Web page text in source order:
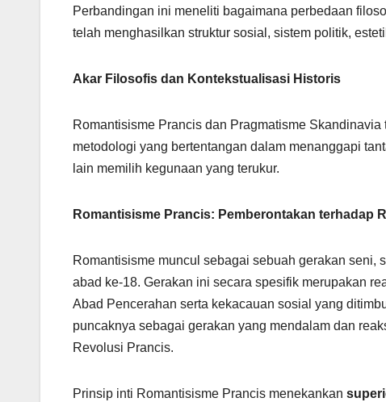
Perbandingan ini meneliti bagaimana perbedaan
telah menghasilkan struktur sosial, sistem politik,
Akar Filosofis dan Kontekstualisasi Historis
Romantisisme Prancis dan Pragmatisme
metodologi yang bertentangan dalam menanggapi
lain memilih kegunaan yang terukur.
Romantisisme Prancis: Pemberontakan terhadap
Romantisisme muncul sebagai sebuah gerakan seni,
abad ke-18. Gerakan ini secara spesifik merupakan
Abad Pencerahan serta kekacauan sosial yang
puncaknya sebagai gerakan yang mendalam dan
Revolusi Prancis.
Prinsip inti Romantisisme Prancis menekankan